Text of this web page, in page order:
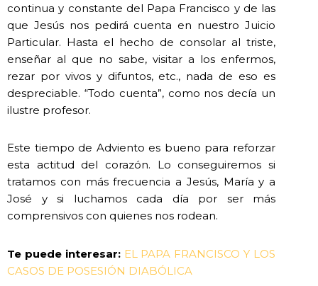
continua y constante del Papa Francisco y de las
que Jesús nos pedirá cuenta en nuestro Juicio
Particular. Hasta el hecho de consolar al triste,
enseñar al que no sabe, visitar a los enfermos,
rezar por vivos y difuntos, etc., nada de eso es
despreciable. “Todo cuenta”, como nos decía un
ilustre profesor.
Este tiempo de Adviento es bueno para reforzar
esta actitud del corazón. Lo conseguiremos si
tratamos con más frecuencia a Jesús, María y a
José y si luchamos cada día por ser más
comprensivos con quienes nos rodean.
Te puede interesar: EL PAPA FRANCISCO Y LOS
CASOS DE POSESIÓN DIABÓLICA